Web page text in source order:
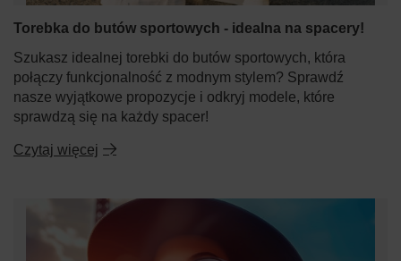
Torebka do butów sportowych - idealna na spacery!
Szukasz idealnej torebki do butów sportowych, która
połączy funkcjonalność z modnym stylem? Sprawdź
nasze wyjątkowe propozycje i odkryj modele, które
sprawdzą się na każdy spacer!
Czytaj więcej